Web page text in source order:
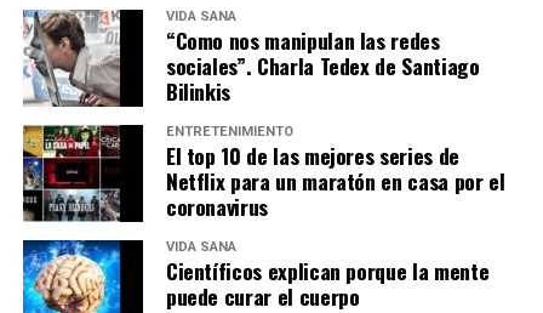
VIDA SANA
“Como nos manipulan las redes
sociales”. Charla Tedex de Santiago
Bilinkis
ENTRETENIMIENTO
El top 10 de las mejores series de
Netflix para un maratón en casa por el
coronavirus
VIDA SANA
Científicos explican porque la mente
puede curar el cuerpo